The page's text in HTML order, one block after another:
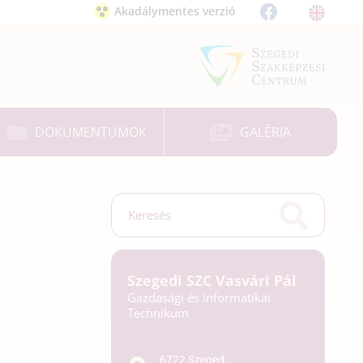
Akadálymentes verzió
DOKUMENTUMOK GALÉRIA
Szegedi SZC Vasvári Pál
Gazdasági és Informatikai
Technikum
6722 Szeged,